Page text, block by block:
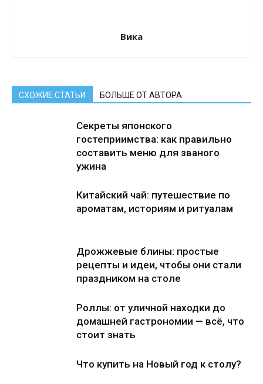
Вика
СХОЖИЕ СТАТЬИ БОЛЬШЕ ОТ АВТОРА
Секреты японского
гостеприимства: как правильно
составить меню для званого
ужина
Китайский чай: путешествие по
ароматам, историям и ритуалам
Дрожжевые блины: простые
рецепты и идеи, чтобы они стали
праздником на столе
Роллы: от уличной находки до
домашней гастрономии — всё, что
стоит знать
Что купить на Новый год к столу?